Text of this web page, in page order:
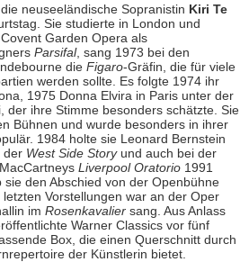
neuseeländische Sopranistin Kiri Te
Sie studierte in London und
Garden Opera als
Parsifal, sang 1973 bei den
die Figaro-Gräfin, die für viele
werden sollte. Es folgte 1974 ihr
1975 Donna Elvira in Paris unter der
der ihre Stimme besonders schätzte. Sie
Bühnen und wurde besonders in ihrer
1984 holte sie Leonard Bernstein
der West Side Storyund auch bei der
Liverpool Oratorio1991
den Abschied von der Openbühne
Vorstellungen war an der Oper
im Rosenkavaliersang. Aus Anlass
Warner Classics vor fünf
Box, die einen Querschnitt durch
der Künstlerin bietet.